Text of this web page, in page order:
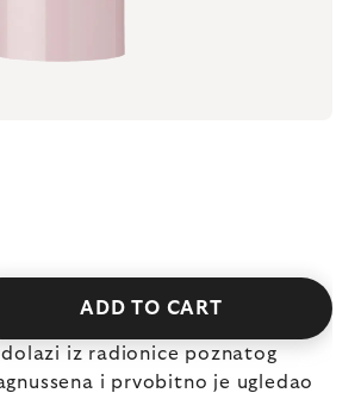
ADD TO CART
iz radionice poznatog
i prvobitno je ugledao